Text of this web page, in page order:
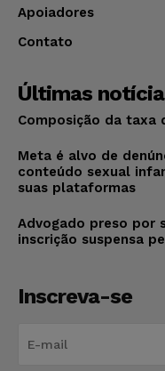
Apoiadores
Contato
Últimas
Composição da taxa
Meta é alvo de
conteúdo sexual
suas plataformas
Advogado preso por
inscrição suspensa
Inscreva-se